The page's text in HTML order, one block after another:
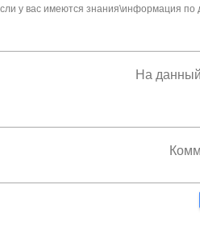
у вас имеются знания\информация по
На